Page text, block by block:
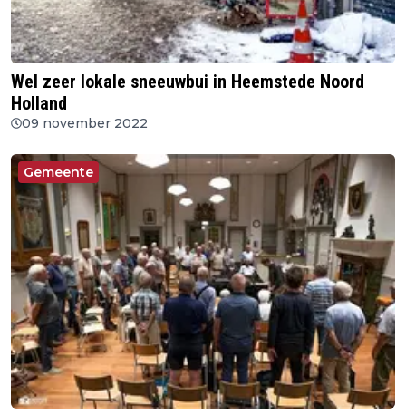
Wel zeer lokale sneeuwbui in Heemstede Noord
Holland
09 november 2022
Gemeente